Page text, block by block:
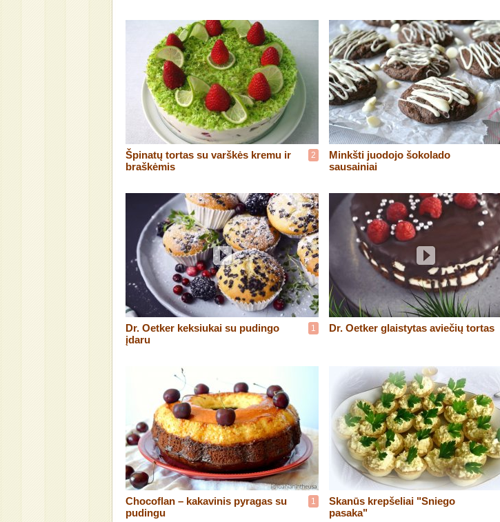
Špinatų tortas su varškės kremu ir
braškėmis
2
Minkšti juodojo šokolado
sausainiai
Dr. Oetker keksiukai su pudingo
įdaru
1 Dr. Oetker glaistytas aviečių tortas
Chocoflan – kakavinis pyragas su
pudingu
1
Skanūs krepšeliai "Sniego
pasaka"